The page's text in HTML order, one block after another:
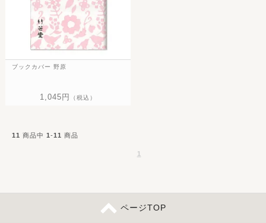
ブックカバー 野原
1,045円 （税込）
11 商品中 1-11 商品
1
ページTOP